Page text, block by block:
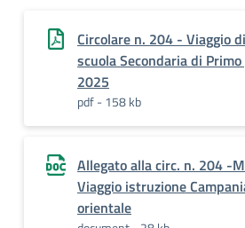
Circolare n. 204 - Viaggio
scuola Secondaria di
2025
pdf - 158 kb
Allegato alla circ. n. 204 -
Viaggio istruzione
orientale